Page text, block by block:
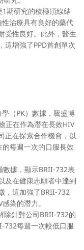
期研究的積極頂線結
治療具有良好的藥代
受性良好。此外，醫生
這增強了PPD首創單次
（PK）數據，騰盛博
正在作為潛在長效HIV
正在探索合作機會，以
每週一次的口服長效
數據，顯示BRII-732表
及在健康志願者中達到
，這加強了BRII-732
染的潛力。
除針對公司BRII-732的
732每週一次較低口服